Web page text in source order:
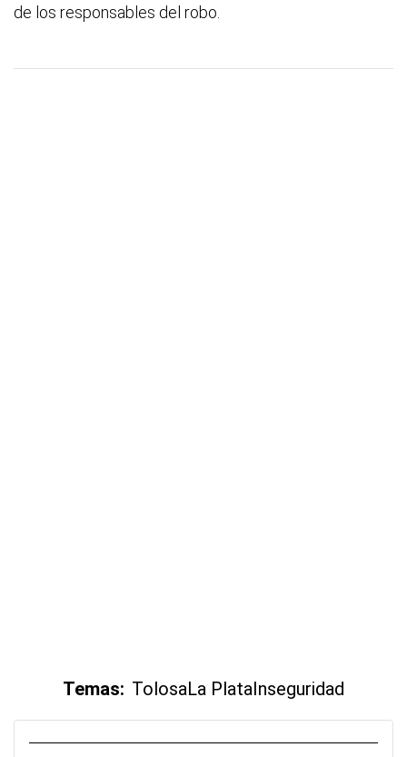
de los responsables del robo.
Temas: TolosaLa PlataInseguridad